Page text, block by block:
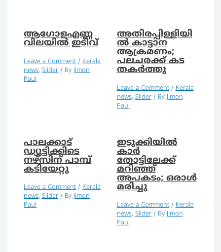
ആഗോളഎണ്ണ
വിലയില്‍ ഇടിവ്
Leave a Comment / Kerala
news,Slider / By Jimon
Paul
അതിരപ്പിള്ളിയി
ല്‍ കാട്ടാന
ആക്രമണം;
പലചരക്ക് കട
തകര്‍ത്തു
Leave a Comment / Kerala
news, Slider/ By Jimon
Paul
പാലക്കാട്
ഡ്യൂട്ടിക്കിടെ
നഴ്‌സിന് പാമ്പ്
കടിയേറ്റു
Leave a Comment / Kerala
news,Slider / By Jimon
Paul
ഇടുക്കിയില്‍
കാര്‍
തോട്ടിലേക്ക്
മറിഞ്ഞ്
അപകടം; ഒരാള്‍
മരിച്ചു
Leave a Comment / Kerala
news, Slider/ By Jimon
Paul